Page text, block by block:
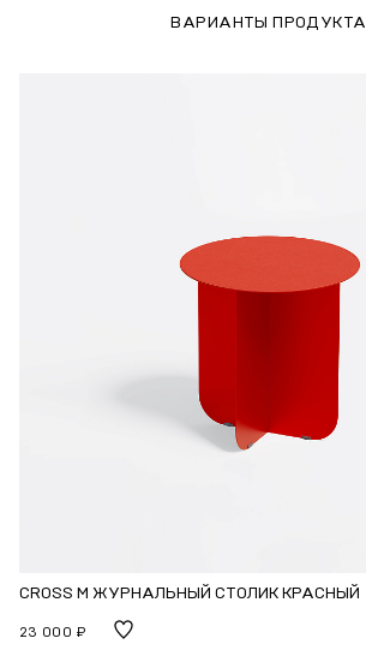
ВАРИАНТЫ ПРОДУКТА
CROSS M ЖУРНАЛЬНЫЙ СТОЛИК КРАСНЫЙ
23 000 ₽